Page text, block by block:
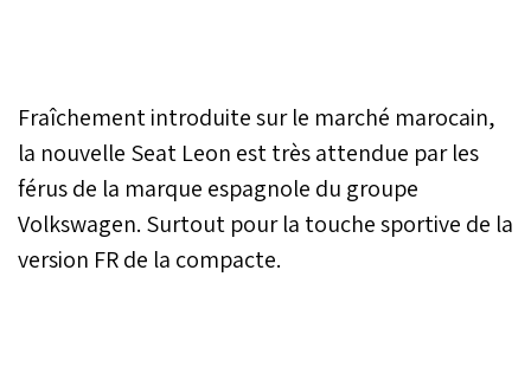
Fraîchement introduite sur le marché marocain,
la nouvelle Seat Leon est très attendue par les
férus de la marque espagnole du groupe
Volkswagen. Surtout pour la touche sportive de la
version FR de la compacte.